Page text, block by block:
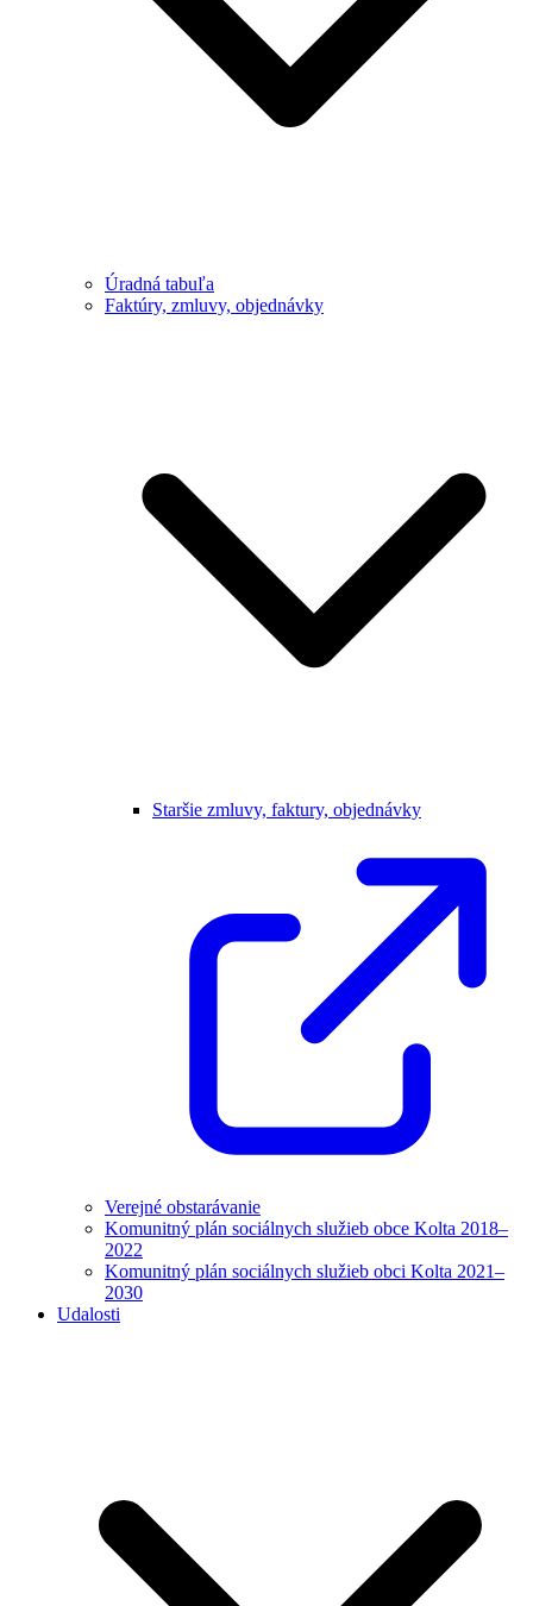
Úradná tabuľa
Faktúry, zmluvy, objednávky
Staršie zmluvy, faktury, objednávky
Verejné obstarávanie
Komunitný plán sociálnych služieb obce Kolta 2018–
2022
Komunitný plán sociálnych služieb obci Kolta 2021–
2030
Udalosti